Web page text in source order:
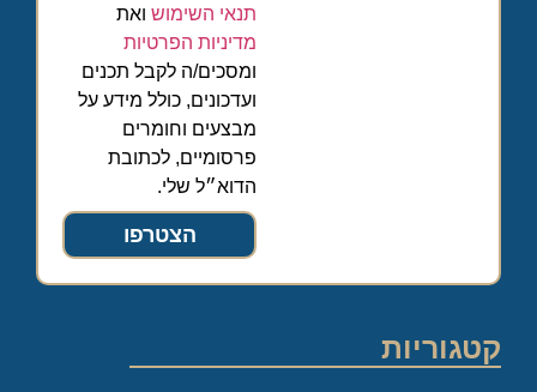
תנאי השימוש ואת
מדיניות הפרטיות
ומסכים/ה לקבל תכנים
ועדכונים, כולל מידע על
מבצעים וחומרים
פרסומיים, לכתובת
הדוא״ל שלי.
הצטרפו
קטגוריות